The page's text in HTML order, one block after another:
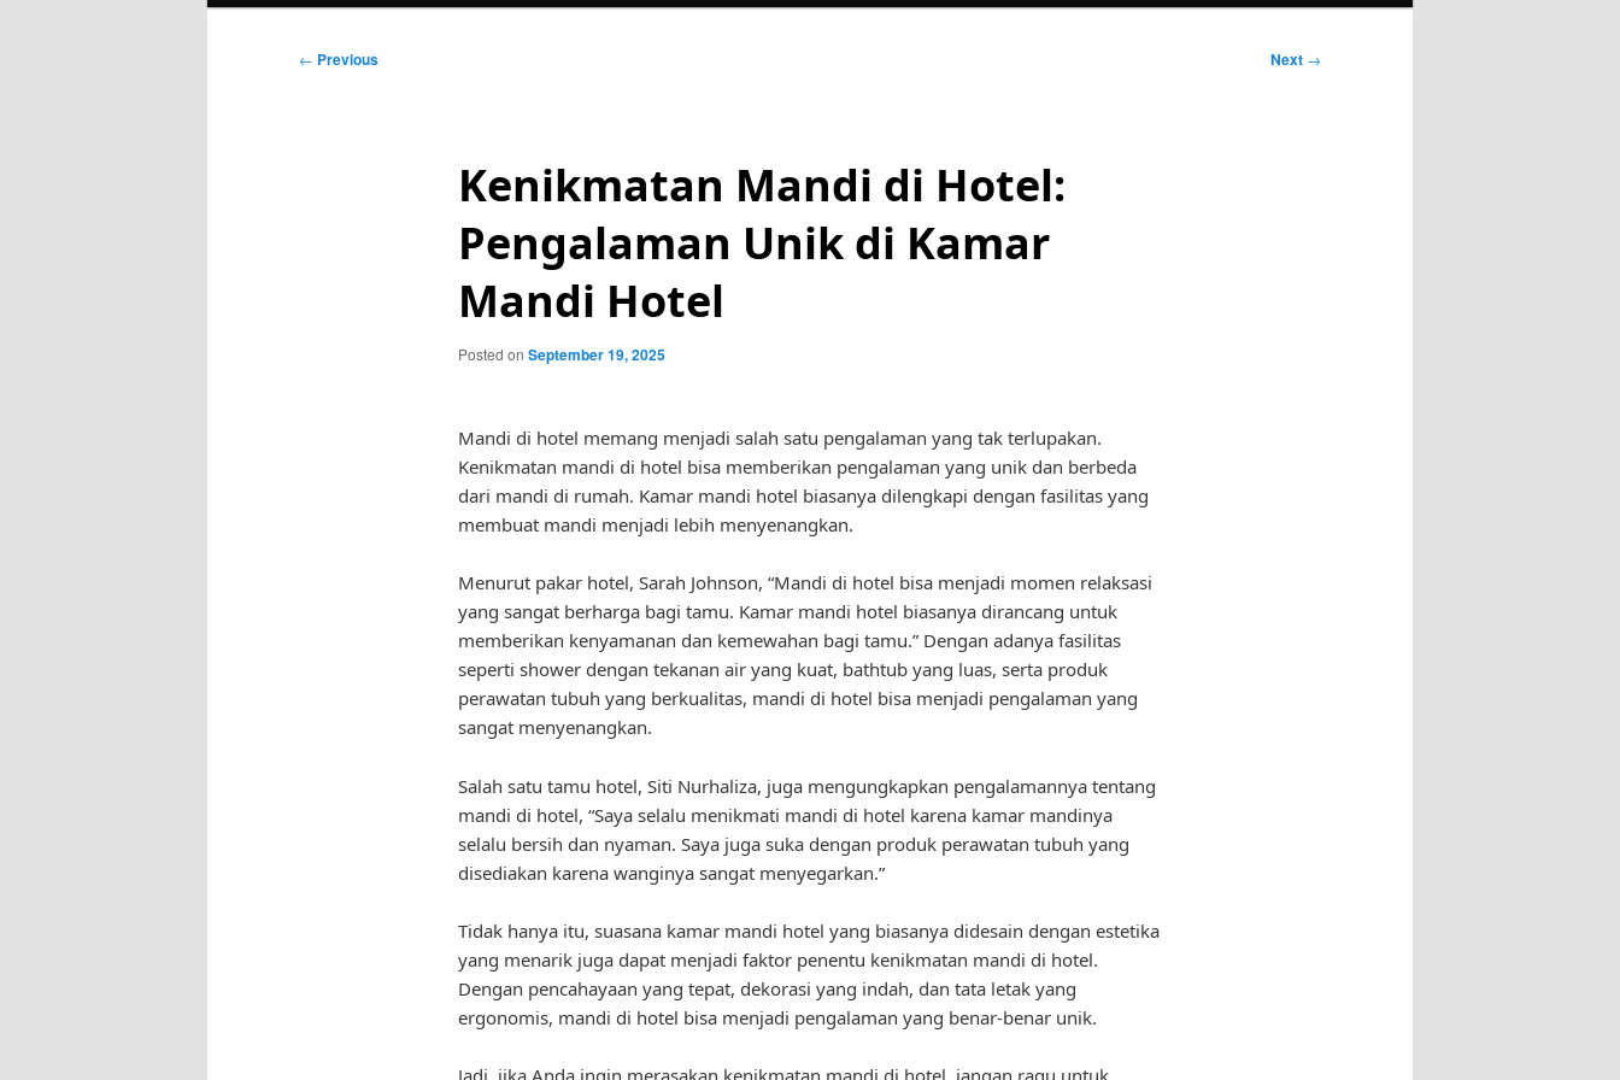
Post
← Previous Next →
Kenikmatan Mandi di Hotel:
Pengalaman Unik di Kamar
Mandi Hotel
Posted on September 19, 2025
Mandi di hotel memang menjadi salah satu pengalaman yang tak terlupakan.
Kenikmatan mandi di hotel bisa memberikan pengalaman yang unik dan berbeda
dari mandi di rumah. Kamar mandi hotel biasanya dilengkapi dengan fasilitas yang
membuat mandi menjadi lebih menyenangkan.
Menurut pakar hotel, Sarah Johnson, “Mandi di hotel bisa menjadi momen relaksasi
yang sangat berharga bagi tamu. Kamar mandi hotel biasanya dirancang untuk
memberikan kenyamanan dan kemewahan bagi tamu.” Dengan adanya fasilitas
seperti shower dengan tekanan air yang kuat, bathtub yang luas, serta produk
perawatan tubuh yang berkualitas, mandi di hotel bisa menjadi pengalaman yang
sangat menyenangkan.
Salah satu tamu hotel, Siti Nurhaliza, juga mengungkapkan pengalamannya tentang
mandi di hotel, “Saya selalu menikmati mandi di hotel karena kamar mandinya
selalu bersih dan nyaman. Saya juga suka dengan produk perawatan tubuh yang
disediakan karena wanginya sangat menyegarkan.”
Tidak hanya itu, suasana kamar mandi hotel yang biasanya didesain dengan estetika
yang menarik juga dapat menjadi faktor penentu kenikmatan mandi di hotel.
Dengan pencahayaan yang tepat, dekorasi yang indah, dan tata letak yang
ergonomis, mandi di hotel bisa menjadi pengalaman yang benar-benar unik.